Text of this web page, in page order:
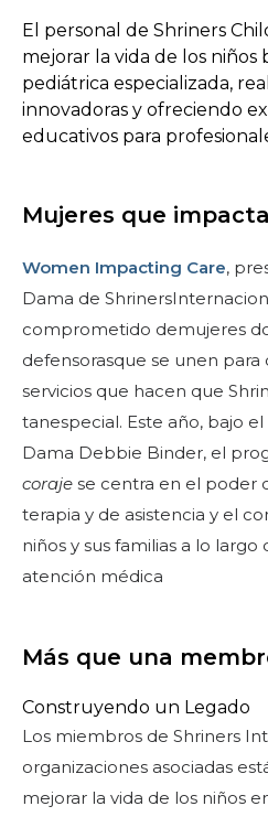
Contáctenos
El personal de Shriners
mejorar la vida de los
pediátrica especializada,
innovadoras y ofreciendo
educativos para
Mujeres que
Women Impacting Care,
Dama de
comprometido demujeres
defensorasque se unen
servicios que hacen que
tanespecial. Este año, bajo
Dama Debbie Binder, el
coraje se centra en el poder
terapia y de asistencia y el
niños y sus familias a lo
atención médica
Más que una
Construyendo un Legado
Los miembros de Shriners
organizaciones asociadas
mejorar la vida de los niños